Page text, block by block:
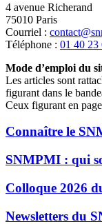
4 avenue Richerand
75010 Paris
Courriel :
Téléphone : 01 40 23
Mode d’emploi du
Les articles sont
figurant dans le
Ceux figurant en
Connaître le
SNMPMI : qui
Colloque 2026
Newsletters du